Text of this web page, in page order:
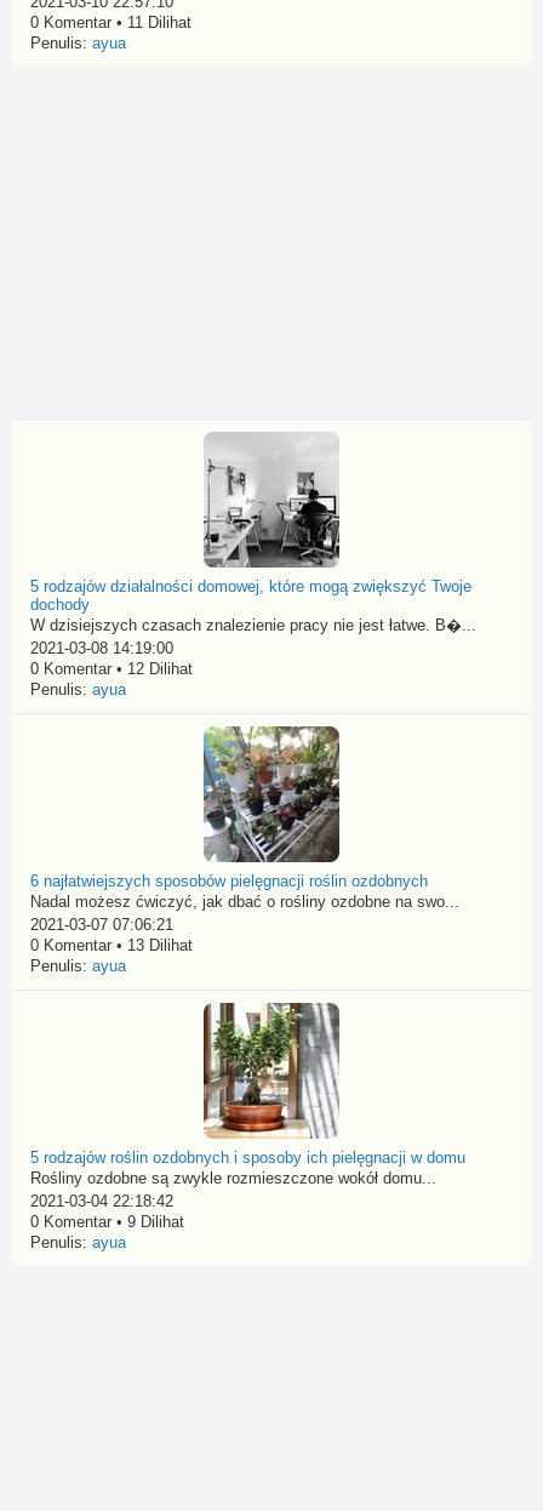
0 Komentar • 11 Dilihat
Penulis: ayua
5 rodzajów działalności domowej, które mogą zwiększyć Twoje
dochody
W dzisiejszych czasach znalezienie pracy nie jest łatwe. B�...
2021-03-08 14:19:00
0 Komentar • 12 Dilihat
Penulis: ayua
6 najłatwiejszych sposobów pielęgnacji roślin ozdobnych
Nadal możesz ćwiczyć, jak dbać o rośliny ozdobne na swo...
2021-03-07 07:06:21
0 Komentar • 13 Dilihat
Penulis: ayua
5 rodzajów roślin ozdobnych i sposoby ich pielęgnacji w domu
Rośliny ozdobne są zwykle rozmieszczone wokół domu...
2021-03-04 22:18:42
0 Komentar • 9 Dilihat
Penulis: ayua